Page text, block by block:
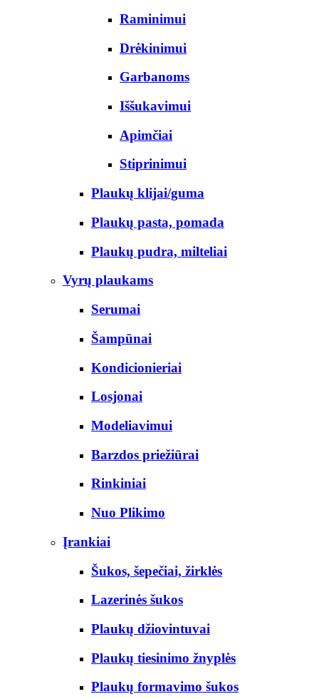
Raminimui
Drėkinimui
Garbanoms
Iššukavimui
Apimčiai
Stiprinimui
Plaukų klijai/guma
Plaukų pasta, pomada
Plaukų pudra, milteliai
Vyrų plaukams
Serumai
Šampūnai
Kondicionieriai
Losjonai
Modeliavimui
Barzdos priežiūrai
Rinkiniai
Nuo Plikimo
Įrankiai
Šukos, šepečiai, žirklės
Lazerinės šukos
Plaukų džiovintuvai
Plaukų tiesinimo žnyplės
Plaukų formavimo šukos